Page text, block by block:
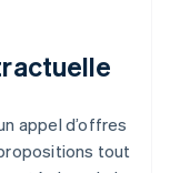
appel d’offres
tout